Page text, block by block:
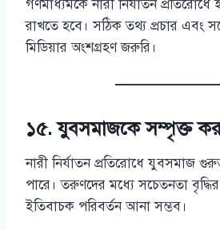
গণমাধ্যমকে নারী নির্যাতন
রাখতে হবে। সঠিক তথ্য প্রচার এবং
মিডিয়ার অংশগ্রহণ জরুরি।
১৫. যুবসমাজকে সম্পৃক্ত
নারী নির্যাতন প্রতিরোধে যুবসমাজ
পারে। তরুণদের মধ্যে সচেতনতা
ইতিবাচক পরিবর্তন আনা সম্ভব।